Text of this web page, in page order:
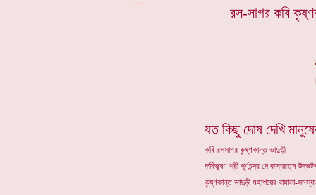
রস-সাগর কবি
যত কিছু দোষ দেখি
কবি রসসাগর কৃষ্ণকান্ত ভাদুড়ী
কবিভূষণ শ্রী পূর্ণচন্দ্র দে কাব্যরত্ন
কৃষ্ণকান্ত ভাদুড়ী মহাশয়ের বাঙ্গালা-